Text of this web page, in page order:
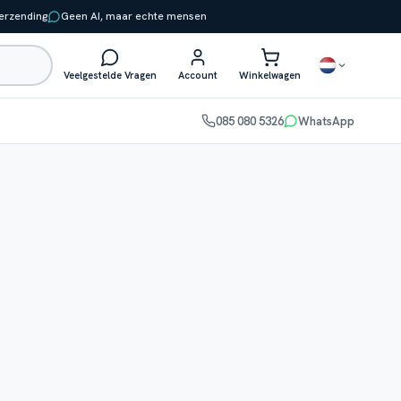
Geen AI, maar echte mensen
Veelgestelde Vragen Account Winkelwagen
085 080 5326 WhatsApp